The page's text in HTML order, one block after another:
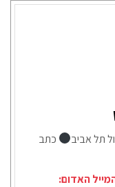
תל אביב
כתב
האדום: